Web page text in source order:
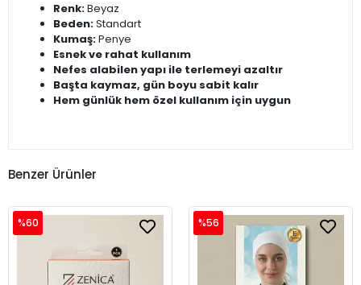
Renk:Beyaz
Beden:Standart
Kumaş:Penye
Esnek ve rahat kullanım
Nefes alabilen yapı ile terlemeyi azaltır
Başta kaymaz, gün boyu sabit kalır
Hem günlük hem özel kullanım için uygun
Benzer Ürünler
%60 %56